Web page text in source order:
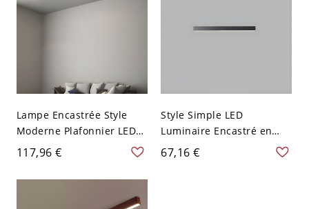
Lampe Encastrée Style
Moderne Plafonnier LED
Linéaire Acrylique pour
Salon - Blanc 110 V-120 V
59,69 cm
117,96 €
Style Simple LED
Luminaire Encastré en
Métal Plafonnier Linéaire
pour Salon - Noir 110 V-
67,16 €